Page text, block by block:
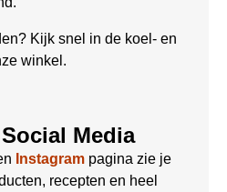
Kijk snel in de koel- en
winkel.
Media
Instagram pagina zie je
recepten en heel